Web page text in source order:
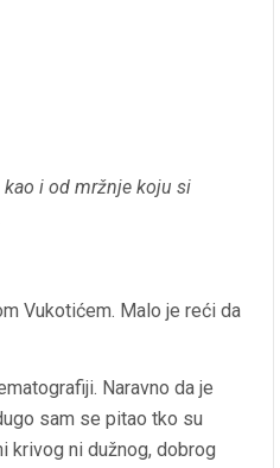
i od mržnje koju si
Vukotićem. Malo je reći da
Naravno da je
sam se pitao tko su
krivog ni dužnog, dobrog